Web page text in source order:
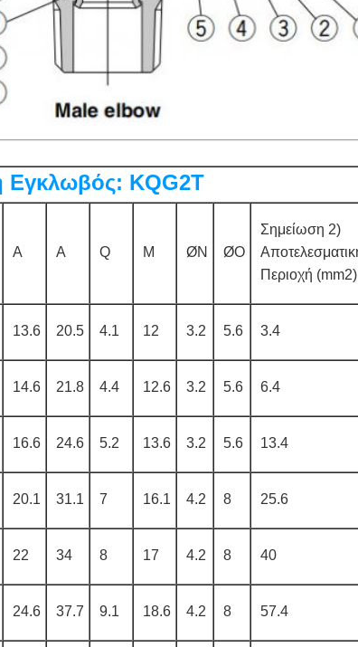
KQG2T
Α Α Q Μ ØΝ ØΟ
Σημείωση 2)
Περιοχή (mm2)
13.6 20.5 4.1 12 3.2 5.6 3.4
14.6 21.8 4.4 12.6 3.2 5.6 6.4
16.6 24.6 5.2 13.6 3.2 5.6 13.4
20.1 31.1 7 16.1 4.2 8 25.6
22 34 8 17 4.2 8 40
24.6 37.7 9.1 18.6 4.2 8 57.4